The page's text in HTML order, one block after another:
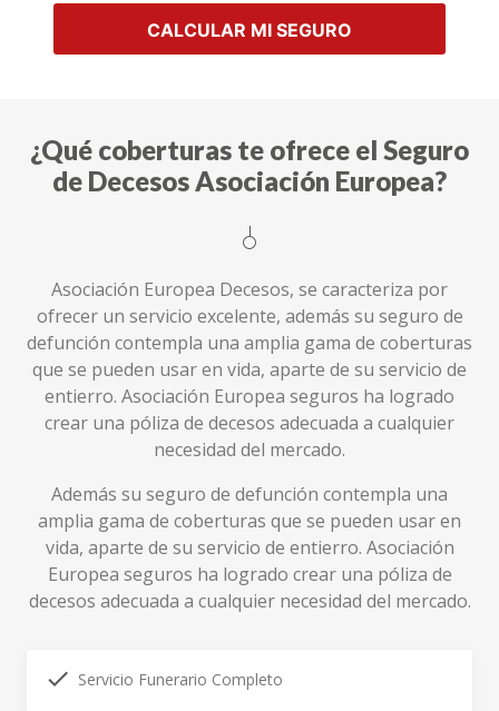
CALCULAR MI SEGURO
¿Qué coberturas te ofrece el Seguro
de Decesos Asociación Europea?
Asociación Europea Decesos, se caracteriza por
ofrecer un servicio excelente, además su seguro de
defunción contempla una amplia gama de coberturas
que se pueden usar en vida, aparte de su servicio de
entierro. Asociación Europea seguros ha logrado
crear una póliza de decesos adecuada a cualquier
necesidad del mercado.
Además su seguro de defunción contempla una
amplia gama de coberturas que se pueden usar en
vida, aparte de su servicio de entierro. Asociación
Europea seguros ha logrado crear una póliza de
decesos adecuada a cualquier necesidad del mercado.
Servicio Funerario Completo